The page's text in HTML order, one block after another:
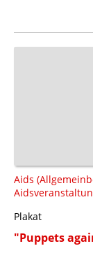
Aids
Plakat
"Puppets